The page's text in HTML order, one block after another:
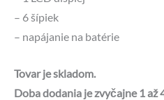
– 6 šípiek
– napájanie na batérie
Tovar je skladom.
Doba dodania je zvyčajne 1 až